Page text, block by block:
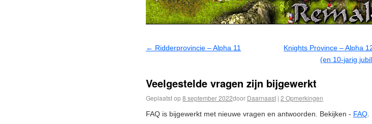
← Ridderprovincie – Alpha 11
Knights Province – Alpha
(en 10-jarig
Veelgestelde vragen zijn bijgewerkt
Geplaatst op8 september 2022door Daarnaast | 2 Opmerkingen
FAQ is bijgewerkt met nieuwe vragen en antwoorden. Bekijken - FAQ